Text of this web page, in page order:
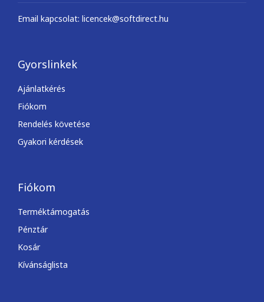
Email kapcsolat: licencek@softdirect.hu
Gyorslinkek
Ajánlatkérés
Fiókom
Rendelés követése
Gyakori kérdések
Fiókom
Terméktámogatás
Pénztár
Kosár
Kívánságlista